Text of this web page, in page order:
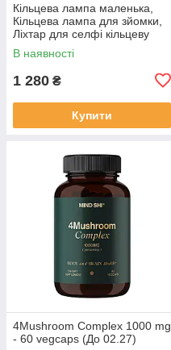
Кільцева лампа маленька,
Кільцева лампа для зйомки,
Ліхтар для селфі кільцеву
лампу QV-94
В наявності
1 280 ₴
Купити
4Mushroom Complex 1000 mg
- 60 vegcaps (До 02.27)